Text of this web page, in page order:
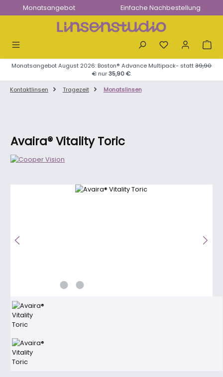
Zum Hauptinhalt springen
Monatsangebot Einfache Nachbestellung
Monatsangebot August 2026: Boston® Advance Multipack- statt39,90
€nur35,90 €.
Kontaktlinsen
Tragezeit Monatslinsen
Avaira® Vitality Toric
Bildergalerie überspringen